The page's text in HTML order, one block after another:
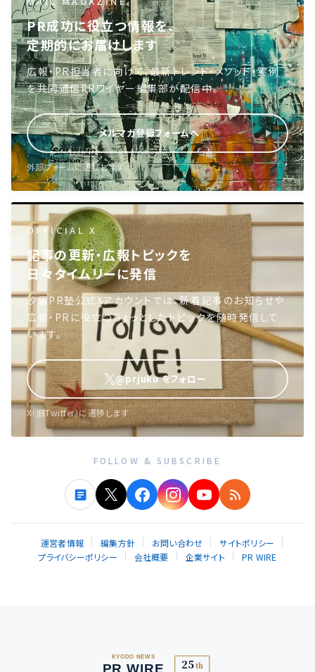
PR成功に役立つ情報を、
定期的にお届けします
広報・PR担当者に向けて、最新トレンド・メソッド・実例
を共同通信PRワイヤー編集部が配信中。
メルマガ登録フォームへ
外部フォームに遷移します
OFFICIAL X
記事の更新・広報トピックを
日々タイムリーに発信
汐留PR塾公式Xアカウントでは、新着記事のお知らせや
広報・PRに役立つちょっとしたトピックを随時発信して
います。
@prjuku をフォロー
X（旧Twitter）に遷移します
FOLLOW & SUBSCRIBE
運営者情報 編集方針 お問い合わせ
サイトポリシー
プライバシーポリシー
会社概要 企業サイト PR WIRE